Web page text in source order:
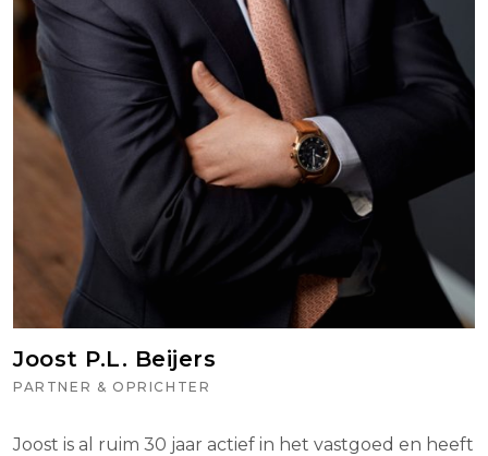
Joost P.L. Beijers
PARTNER & OPRICHTER
Joost is al ruim 30 jaar actief in het vastgoed en heeft